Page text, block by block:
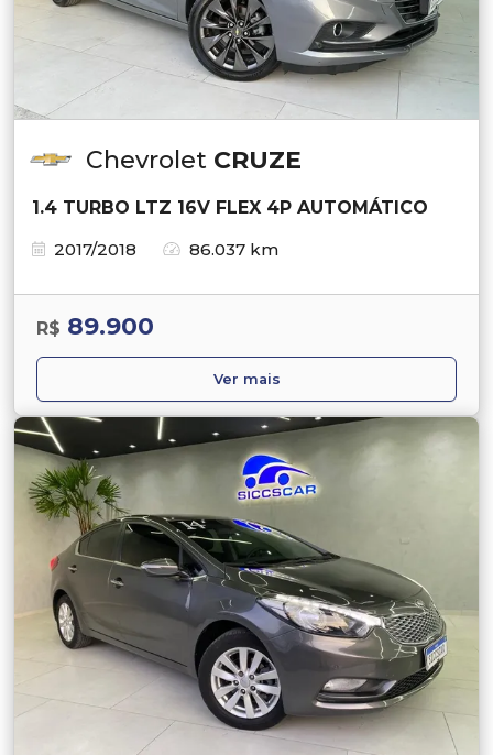
Chevrolet CRUZE
1.4 TURBO LTZ 16V FLEX 4P AUTOMÁTICO
2017/2018
86.037 km
R$ 89.900
Ver mais